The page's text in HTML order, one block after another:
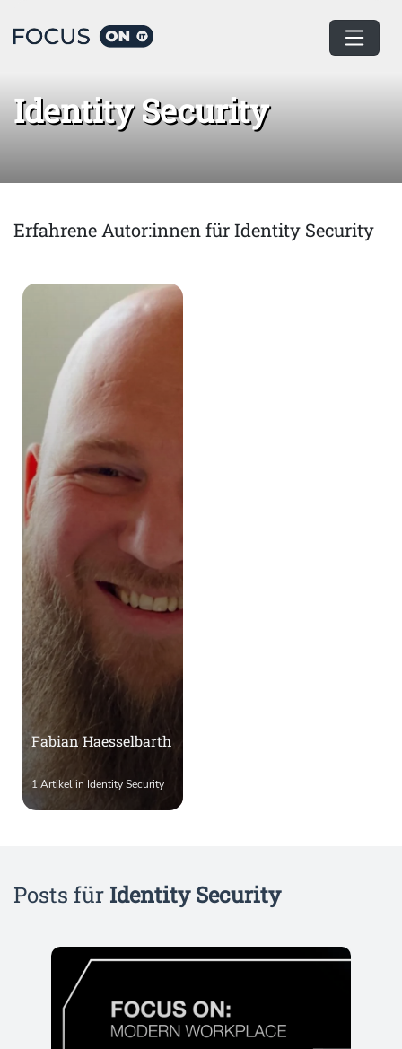
Home Identity Security
Identity Security
Erfahrene Autor:innen für Identity Security
Fabian Haesselbarth
1 Artikel in Identity Security
Posts für Identity Security